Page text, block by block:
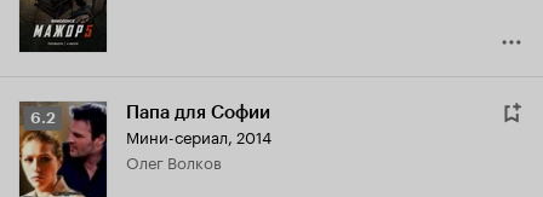
Рейтинг
Кинопоиска
6.2
6.2 Папа для Софии
Мини-сериал, 2014
Олег Волков